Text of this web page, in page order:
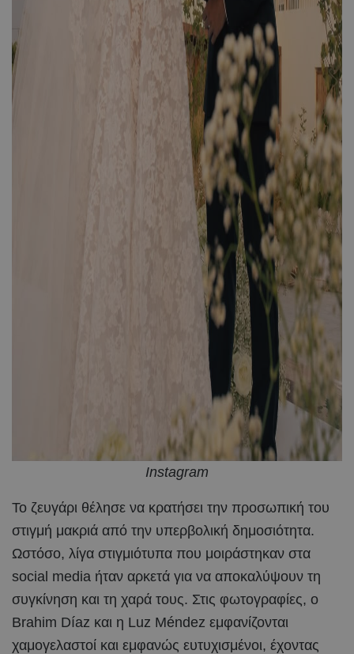
Instagram
Το ζευγάρι θέλησε να κρατήσει την προσωπική του
στιγμή μακριά από την υπερβολική δημοσιότητα.
Ωστόσο, λίγα στιγμιότυπα που μοιράστηκαν στα
social media ήταν αρκετά για να αποκαλύψουν τη
συγκίνηση και τη χαρά τους. Στις φωτογραφίες, ο
Brahim Díaz και η Luz Méndez εμφανίζονται
χαμογελαστοί και εμφανώς ευτυχισμένοι, έχοντας